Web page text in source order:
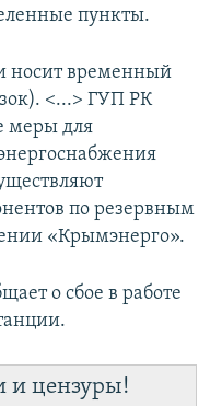
пункты.
носит временный
<...> ГУП РК
меры для
по резервным
«Крымэнерго».
о сбое в работе
и цензуры!